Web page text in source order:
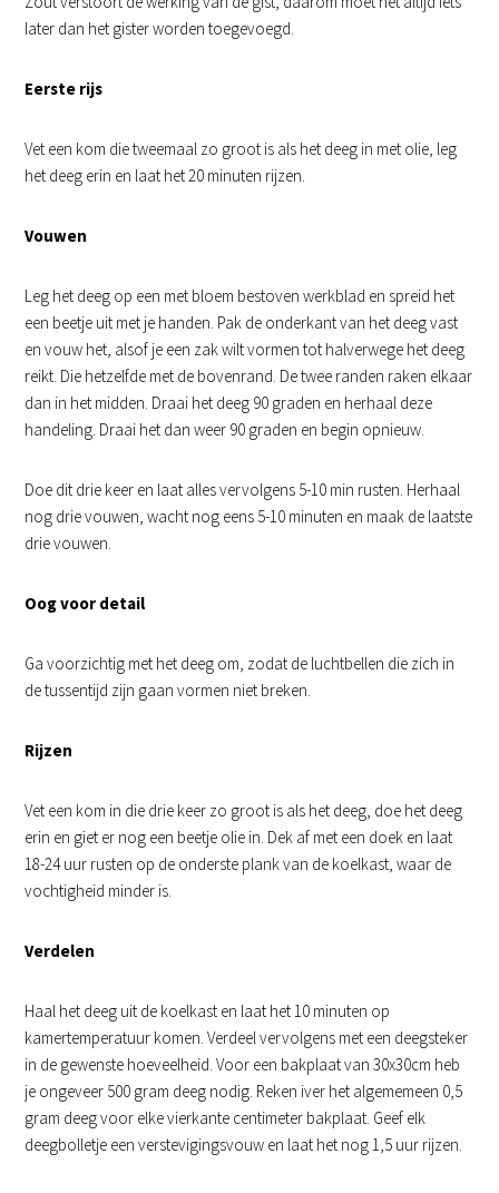
later dan het gister worden toegevoegd.
Eerste rijs
Vet een kom die tweemaal zo groot is als het deeg in met olie, leg
het deeg erin en laat het 20 minuten rijzen.
Vouwen
Leg het deeg op een met bloem bestoven werkblad en spreid het
een beetje uit met je handen. Pak de onderkant van het deeg vast
en vouw het, alsof je een zak wilt vormen tot halverwege het deeg
reikt. Die hetzelfde met de bovenrand. De twee randen raken elkaar
dan in het midden. Draai het deeg 90 graden en herhaal deze
handeling. Draai het dan weer 90 graden en begin opnieuw.
Doe dit drie keer en laat alles vervolgens 5-10 min rusten. Herhaal
nog drie vouwen, wacht nog eens 5-10 minuten en maak de laatste
drie vouwen.
Oog voor detail
Ga voorzichtig met het deeg om, zodat de luchtbellen die zich in
de tussentijd zijn gaan vormen niet breken.
Rijzen
Vet een kom in die drie keer zo groot is als het deeg, doe het deeg
erin en giet er nog een beetje olie in. Dek af met een doek en laat
18-24 uur rusten op de onderste plank van de koelkast, waar de
vochtigheid minder is.
Verdelen
Haal het deeg uit de koelkast en laat het 10 minuten op
kamertemperatuur komen. Verdeel vervolgens met een deegsteker
in de gewenste hoeveelheid. Voor een bakplaat van 30x30cm heb
je ongeveer 500 gram deeg nodig. Reken iver het algememeen 0,5
gram deeg voor elke vierkante centimeter bakplaat. Geef elk
deegbolletje een verstevigingsvouw en laat het nog 1,5 uur rijzen.